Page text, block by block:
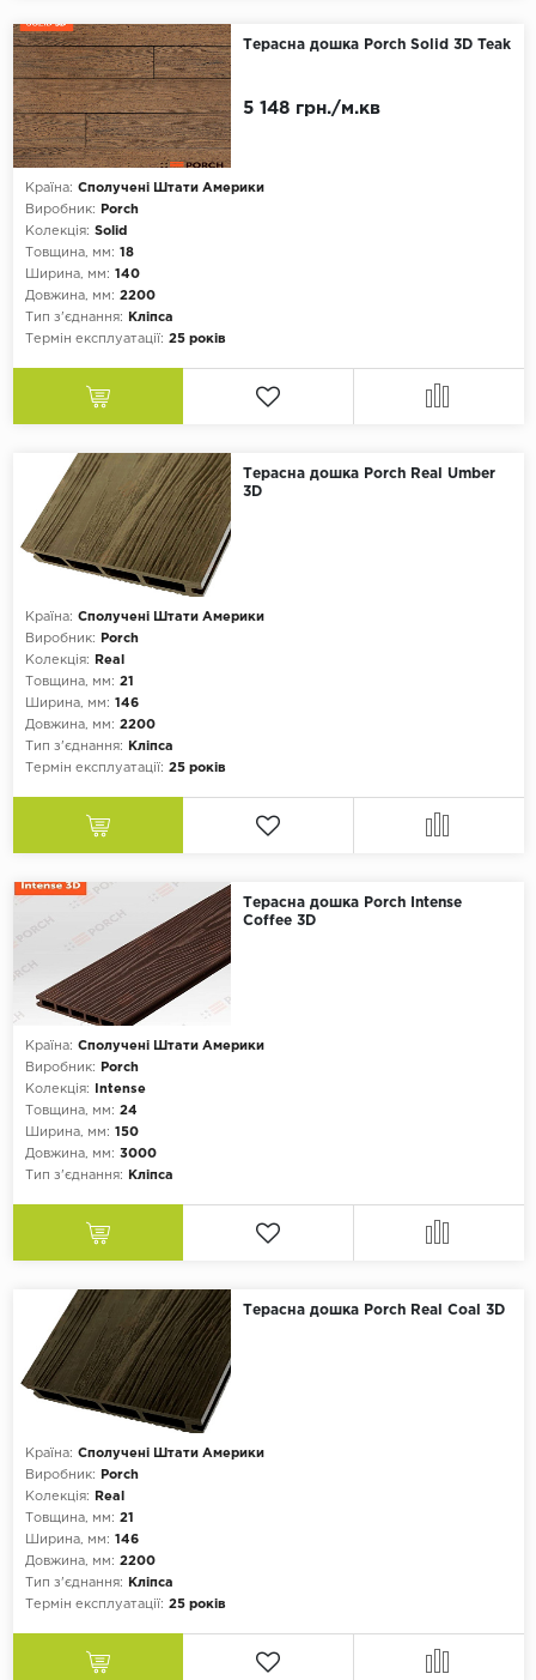
Терасна дошка Porch Solid 3D Teak
Країна: Сполучені Штати Америки
Виробник:
Porch
Колекція: Solid
Товщина, мм: 18
Ширина, мм: 140
Довжина, мм: 2200
Тип з'єднання:
Кліпса
Термін експлуатації: 25 років
5 148 грн./м.кв
Терасна дошка Porch Real Umber
3D
Країна: Сполучені Штати Америки
Виробник:
Porch
Колекція:
Real
Товщина, мм: 21
Ширина, мм: 146
Довжина, мм: 2200
Тип з'єднання:
Кліпса
Термін експлуатації: 25 років
Терасна дошка Porch Intense
Coffee 3D
Країна: Сполучені Штати Америки
Виробник:
Porch
Колекція:
Intense
Товщина, мм: 24
Ширина, мм: 150
Довжина, мм: 3000
Тип з'єднання:
Кліпса
Терасна дошка Porch Real Coal 3D
Країна: Сполучені Штати Америки
Виробник:
Porch
Колекція:
Real
Товщина, мм: 21
Ширина, мм: 146
Довжина, мм: 2200
Тип з'єднання:
Кліпса
Термін експлуатації: 25 років